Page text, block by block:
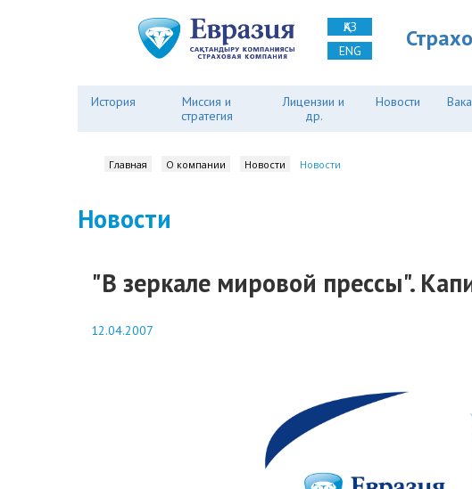
ҚАЗ
ENG
История
Миссия и
стратегия
Лицензии и
др.
Новости
Главная О компании Новости Новости
Новости
"В зеркале мировой прессы".
12.04.2007